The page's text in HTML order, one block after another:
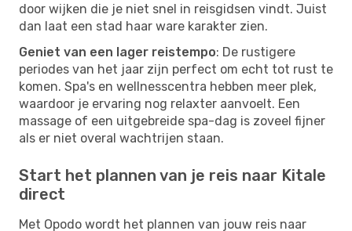
door wijken die je niet snel in reisgidsen vindt. Juist
dan laat een stad haar ware karakter zien.
Geniet van een lager reistempo: De rustigere
periodes van het jaar zijn perfect om echt tot rust te
komen. Spa's en wellnesscentra hebben meer plek,
waardoor je ervaring nog relaxter aanvoelt. Een
massage of een uitgebreide spa-dag is zoveel fijner
als er niet overal wachtrijen staan.
Start het plannen van je reis naar Kitale
direct
Met Opodo wordt het plannen van jouw reis naar